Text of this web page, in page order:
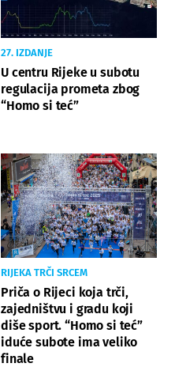
27. IZDANJE
U centru Rijeke u subotu
regulacija prometa zbog
“Homo si teć”
RIJEKA TRČI SRCEM
Priča o Rijeci koja trči,
zajedništvu i gradu koji
diše sport. “Homo si teć”
iduće subote ima veliko
finale